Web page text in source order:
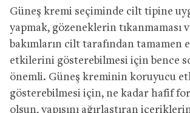
Güneş kremi seçiminde cilt tipine
yapmak, gözeneklerin tıkanmaması
bakımların cilt tarafından tamamen
etkilerini gösterebilmesi için bence
önemli. Güneş kreminin koruyucu
gösterebilmesi için, ne kadar hafif
olsun, yapısını ağırlaştıran